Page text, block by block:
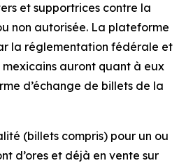
et supportrices contre la
non autorisée. La plateforme
la réglementation fédérale et
mexicains auront quant à eux
d’échange de billets de la
(billets compris) pour un ou
d’ores et déjà en vente sur